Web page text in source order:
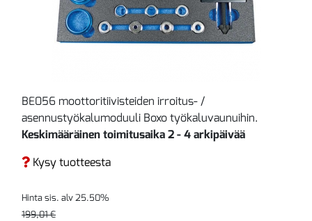
BE056 moottoritiivisteiden irroitus- /
asennustyökalumoduuli Boxo työkaluvaunuihin.
Keskimääräinen toimitusaika 2 - 4 arkipäivää
Kysy tuotteesta
Hinta sis. alv 25.50%
199,01 €